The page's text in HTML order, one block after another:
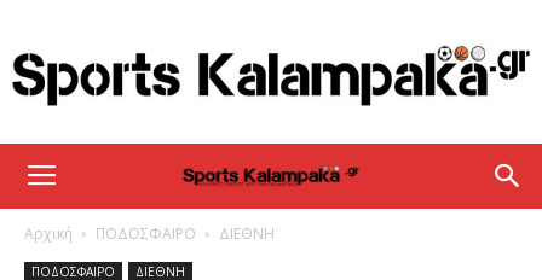
sportskalampaka
Αρχική ΠΟΔΟΣΦΑΙΡΟ ΔΙΕΘΝΗ
ΠΟΔΟΣΦΑΙΡΟ ΔΙΕΘΝΗ